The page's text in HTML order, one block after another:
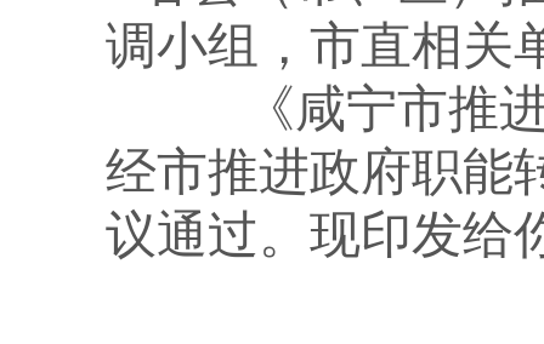
调小组，市直相关
《咸宁市推
经市推进政府职能
议通过。现印发给